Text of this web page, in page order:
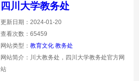
四川大学教务处
更新日期：2024-01-20
查看次数：65459
网站类型：教育文化 教务处
网站简介：川大教务处，四川大学教务处官方网
站